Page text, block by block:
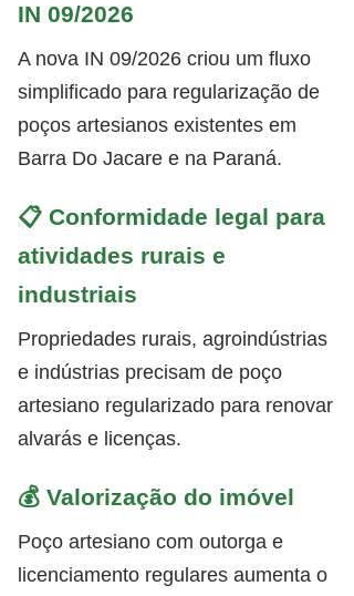
IN 09/2026
A nova IN 09/2026 criou um fluxo
simplificado para regularização de
poços artesianos existentes em
Barra Do Jacare e na Paraná.
📋 Conformidade legal para
atividades rurais e
industriais
Propriedades rurais, agroindústrias
e indústrias precisam de poço
artesiano regularizado para renovar
alvarás e licenças.
💰 Valorização do imóvel
Poço artesiano com outorga e
licenciamento regulares aumenta o